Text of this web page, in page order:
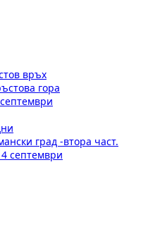
връх
гора
град -втора част.
септември